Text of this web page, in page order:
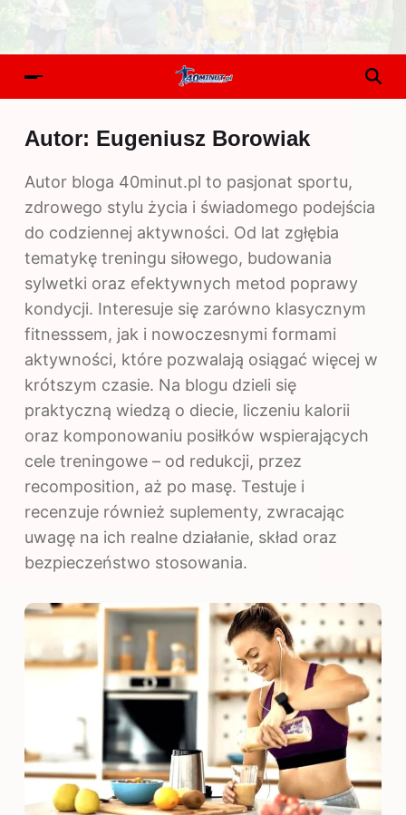
Autor: Eugeniusz Borowiak
Autor bloga 40minut.pl to pasjonat sportu,
zdrowego stylu życia i świadomego podejścia
do codziennej aktywności. Od lat zgłębia
tematykę treningu siłowego, budowania
sylwetki oraz efektywnych metod poprawy
kondycji. Interesuje się zarówno klasycznym
fitnesssem, jak i nowoczesnymi formami
aktywności, które pozwalają osiągać więcej w
krótszym czasie. Na blogu dzieli się
praktyczną wiedzą o diecie, liczeniu kalorii
oraz komponowaniu posiłków wspierających
cele treningowe – od redukcji, przez
recomposition, aż po masę. Testuje i
recenzuje również suplementy, zwracając
uwagę na ich realne działanie, skład oraz
bezpieczeństwo stosowania.